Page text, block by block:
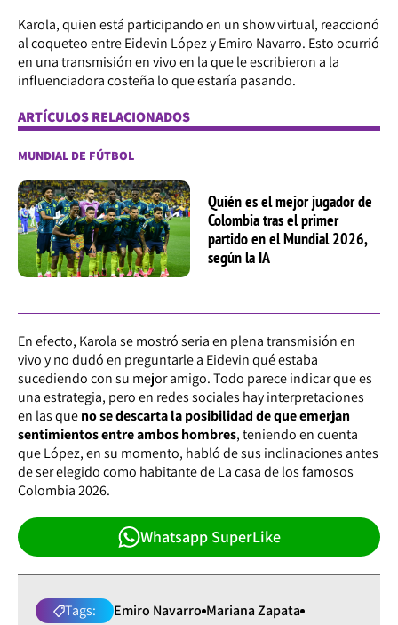
Karola, quien está participando en un show virtual, reaccionó
al coqueteo entre Eidevin López y Emiro Navarro. Esto ocurrió
en una transmisión en vivo en la que le escribieron a la
influenciadora costeña lo que estaría pasando.
ARTÍCULOS RELACIONADOS
MUNDIAL DE FÚTBOL
Quién es el mejor jugador de
Colombia tras el primer
partido en el Mundial 2026,
según la IA
En efecto, Karola se mostró seria en plena transmisión en
vivo y no dudó en preguntarle a Eidevin qué estaba
sucediendo con su mejor amigo. Todo parece indicar que es
una estrategia, pero en redes sociales hay interpretaciones
en las queno se descarta la posibilidad de que emerjan
sentimientos entre ambos hombres, teniendo en cuenta
que López, en su momento, habló de sus inclinaciones antes
de ser elegido como habitante de La casa de los famosos
Colombia 2026.
Whatsapp SuperLike
Tags: Emiro Navarro Mariana Zapata